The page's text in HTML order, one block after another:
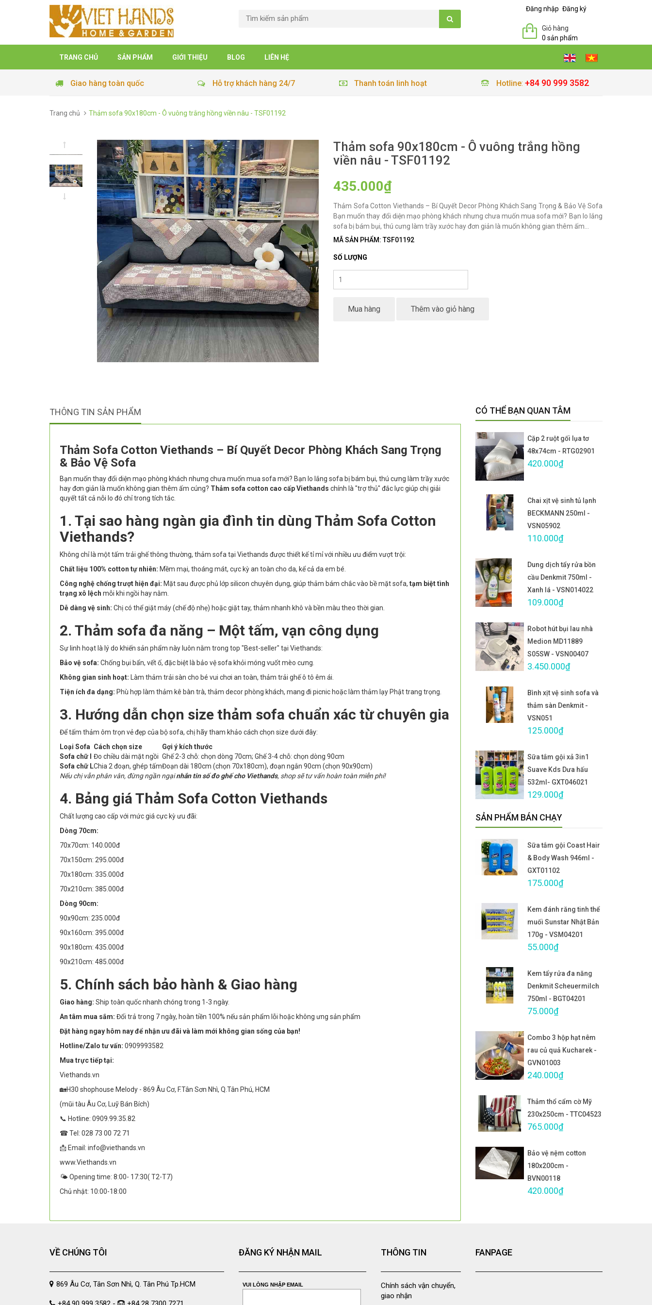
Đăng nhập Đăng ký
Giỏ hàng
0 sản phẩm
TRANG CHỦ SẢN PHẨM GIỚI THIỆU BLOG LIÊN HỆ
Giao hàng toàn quốc Hỗ trợ khách hàng 24/7 Thanh toán linh hoạt Hotline: +84 90 999 3582
Trang chủ Thảm sofa 90x180cm - Ô vuông trắng hồng viền nâu - TSF01192
Thảm sofa 90x180cm - Ô vuông trắng hồng
viền nâu - TSF01192
435.000₫
Thảm Sofa Cotton Viethands – Bí Quyết Decor Phòng Khách Sang Trọng & Bảo Vệ Sofa
Bạn muốn thay đổi diện mạo phòng khách nhưng chưa muốn mua sofa mới? Bạn lo lắng
sofa bị bám bụi, thú cưng làm trầy xước hay đơn giản là muốn không gian thêm ấm...
MÃ SẢN PHẨM: TSF01192
SỐ LƯỢNG
Mua hàng Thêm vào giỏ hàng
THÔNG TIN SẢN PHẨM
Thảm Sofa Cotton Viethands – Bí Quyết Decor Phòng Khách Sang Trọng
& Bảo Vệ Sofa
Bạn muốn thay đổi diện mạo phòng khách nhưng chưa muốn mua sofa mới? Bạn lo lắng sofa bị bám bụi, thú cưng làm trầy xước
hay đơn giản là muốn không gian thêm ấm cúng? Thảm sofa cotton cao cấp Viethands chính là "trợ thủ" đắc lực giúp chị giải
quyết tất cả nỗi lo đó chỉ trong tích tắc.
1. Tại sao hàng ngàn gia đình tin dùng Thảm Sofa Cotton
Viethands?
Không chỉ là một tấm trải ghế thông thường, thảm sofa tại Viethands được thiết kế tỉ mỉ với nhiều ưu điểm vượt trội:
Chất liệu 100% cotton tự nhiên: Mềm mại, thoáng mát, cực kỳ an toàn cho da, kể cả da em bé.
Công nghệ chống trượt hiện đại: Mặt sau được phủ lớp silicon chuyên dụng, giúp thảm bám chắc vào bề mặt sofa, tạm biệt tình
trạng xô lệch mỗi khi ngồi hay nằm.
Dễ dàng vệ sinh: Chị có thể giặt máy (chế độ nhẹ) hoặc giặt tay, thảm nhanh khô và bền màu theo thời gian.
2. Thảm sofa đa năng – Một tấm, vạn công dụng
Sự linh hoạt là lý do khiến sản phẩm này luôn nằm trong top "Best-seller" tại Viethands:
Bảo vệ sofa: Chống bụi bẩn, vết ố, đặc biệt là bảo vệ sofa khỏi móng vuốt mèo cưng.
Không gian sinh hoạt: Làm thảm trải sàn cho bé vui chơi an toàn, thảm trải ghế ô tô êm ái.
Tiện ích đa dạng: Phù hợp làm thảm kê bàn trà, thảm decor phòng khách, mang đi picnic hoặc làm thảm lạy Phật trang trọng.
3. Hướng dẫn chọn size thảm sofa chuẩn xác từ chuyên gia
Để tấm thảm ôm trọn vẻ đẹp của bộ sofa, chị hãy tham khảo cách chọn size dưới đây:
Loại Sofa Cách chọn size
Gợi ý kích thước
Sofa chữ I Đo chiều dài mặt ngồi Ghế 2-3 chỗ: chọn dòng 70cm; Ghế 3-4 chỗ: chọn dòng 90cm
Sofa chữ LChia 2 đoạn, ghép tấmĐoạn dài 180cm (chọn 70x180cm), đoạn ngắn 90cm (chọn 90x90cm)
Nếu chị vẫn phân vân, đừng ngần ngạinhắn tin số đo ghế cho Viethands, shop sẽ tư vấn hoàn toàn miễn phí!
4. Bảng giá Thảm Sofa Cotton Viethands
Chất lượng cao cấp với mức giá cực kỳ ưu đãi:
Dòng 70cm:
70x70cm: 140.000đ
70x150cm: 295.000đ
70x180cm: 335.000đ
70x210cm: 385.000đ
Dòng 90cm:
90x90cm: 235.000đ
90x160cm: 395.000đ
90x180cm: 435.000đ
90x210cm: 485.000đ
5. Chính sách bảo hành & Giao hàng
Giao hàng: Ship toàn quốc nhanh chóng trong 1-3 ngày.
An tâm mua sắm: Đổi trả trong 7 ngày, hoàn tiền 100% nếu sản phẩm lỗi hoặc không ưng sản phẩm
Đặt hàng ngay hôm nay để nhận ưu đãi và làm mới không gian sống của bạn!
Hotline/Zalo tư vấn: 0909993582
Mua trực tiếp tại:
Viethands.vn
🏡H30 shophouse Melody - 869 Âu Cơ, F.Tân Sơn Nhì, Q.Tân Phú, HCM
(mũi tàu Âu Cơ, Luỹ Bán Bích)
📞 Hotline: 0909.99.35.82
☎ Tel: 028 73 00 72 71
📩 Email: info@viethands.vn
www.Viethands.vn
🌤️ Opening time: 8:00- 17:30( T2-T7)
Chủ nhật: 10:00-18:00
CÓ THỂ BẠN QUAN TÂM
Cặp 2 ruột gối lụa tơ
48x74cm - RTG02901
420.000₫
Chai xịt vệ sinh tủ lạnh
BECKMANN 250ml -
VSN05902
110.000₫
Dung dịch tẩy rửa bồn
cầu Denkmit 750ml -
Xanh lá - VSN014022
109.000₫
Robot hút bụi lau nhà
Medion MD11889
S05SW - VSN00407
3.450.000₫
Bình xịt vệ sinh sofa và
thảm sàn Denkmit -
VSN051
125.000₫
Sữa tắm gội xả 3in1
Suave Kds Dưa hấu
532ml- GXT046021
129.000₫
SẢN PHẨM BÁN CHẠY
Sữa tắm gội Coast Hair
& Body Wash 946ml -
GXT01102
175.000₫
Kem đánh răng tinh thể
muối Sunstar Nhật Bản
170g - VSM04201
55.000₫
Kem tẩy rửa đa năng
Denkmit Scheuermilch
750ml - BGT04201
75.000₫
Combo 3 hộp hạt nêm
rau củ quả Kucharek -
GVN01003
240.000₫
Thảm thổ cẩm cờ Mỹ
230x250cm - TTC04523
765.000₫
Bảo vệ nệm cotton
180x200cm -
BVN00118
420.000₫
VỀ CHÚNG TÔI
869 Âu Cơ, Tân Sơn Nhì, Q. Tân Phú Tp.HCM
ĐĂNG KÝ NHẬN MAIL
VUI LÒNG NHẬP EMAIL
THÔNG TIN
Chính sách vận chuyển,
giao nhận
FANPAGE